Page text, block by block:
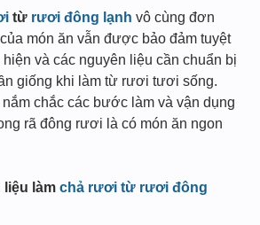
từ rươi đông lạnh vô cùng đơn
món ăn vẫn được bảo đảm tuyệt
và các nguyên liệu cần chuẩn bị
giống khi làm từ rươi tươi sống.
chắc các bước làm và vận dụng
rã đông rươi là có món ăn ngon
liệu làm chả rươi từ rươi đông